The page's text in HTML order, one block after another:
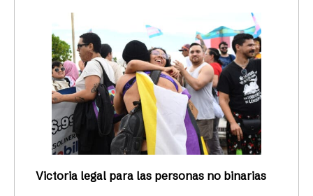
Victoria legal para las personas no binarias